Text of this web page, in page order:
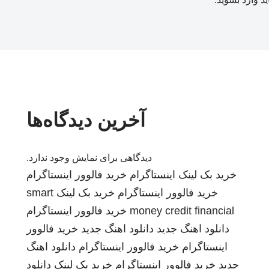
آخرین دیدگاه‌ها
دیدگاهی برای نمایش وجود ندارد.
خرید بک لینک اینستاگرام خرید فالوور اینستاگرام
خرید فالوور اینستاگرام خرید بک لینک smart
money credit financial خرید فالوور اینستاگرام
دانلود اهنگ جدید دانلود اهنگ جدید خرید فالوور
اینستاگرام خرید فالوور اینستاگرام دانلود اهنگ
جدید خرید فالوور اینستاگرام خرید بک لینک دانلود